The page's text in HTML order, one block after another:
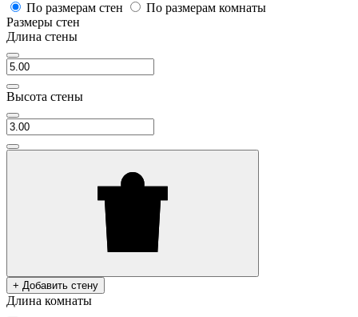
По размерам стен
По размерам комнаты
Размеры стен
Длина стены
Высота стены
+ Добавить стену
Длина комнаты